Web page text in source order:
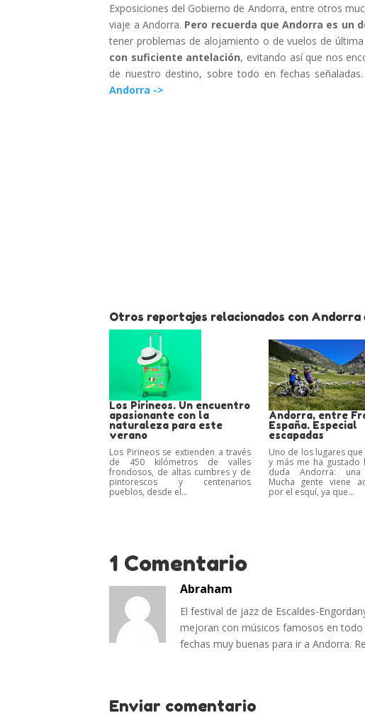
Exposiciones del Gobierno de Andorra, entre otros
viaje a Andorra. Pero recuerda que Andorra es un
tener problemas de alojamiento o de vuelos de
con suficiente antelación, evitando así que nos
de nuestro destino, sobre todo en fechas señaladas.
Andorra ->
Otros reportajes relacionados con Andorra
Los Pirineos. Un encuentro
apasionante con la
naturaleza para este
verano
Los Pirineos se extienden a través
de 450 kilómetros de valles
frondosos, de altas cumbres y de
pintorescos y centenarios
pueblos, desde el...
Andorra, entre
España. Especial
escapadas
Uno de los lugares
y más me ha gustado
duda Andorra: una
Mucha gente viene
por el esquí, ya que...
1 Comentario
Abraham
El festival de jazz de Escaldes-
mejoran con músicos famosos en todo
fechas muy buenas para ir a Andorra.
Enviar comentario